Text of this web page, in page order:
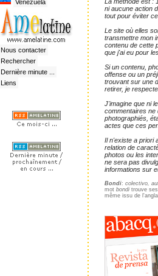
Venezuela
Nous contacter
Rechercher
Dernière minute ...
Liens
ni aucune action
tout pour éviter
Le site où elles
transmettre mon
contenu de cette
que j'ai eu pour
Si un contenu,
offense ou un
trouvant sur une
retirer, je
J'imagine que ni
commentaires ne
photographiés,
actes que ces
Il n'existe a priori
relation de
photos ou les
ne sera pas
informations sur
Bondi: colectivo,
mot bondi trouve
même issu de